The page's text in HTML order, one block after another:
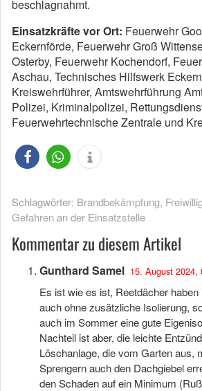
beschlagnahmt.
Einsatzkräfte vor Ort: Feuerwehr
Eckernförde, Feuerwehr Groß
Osterby, Feuerwehr Kochendorf,
Aschau, Technisches Hilfswerk
Kreiswehrführer, Amtswehrführung
Polizei, Kriminalpolizei,
Feuerwehrtechnische Zentrale und
Schlagwörter: Brandbekämpfung,
Gefahren an der Einsatzstelle
Kommentar zu diesem Artikel
Gunthard Samel 15. August 2024,
Es ist wie es ist, Reetdächer
auch ohne zusätzliche Isolierung,
auch im Sommer eine gute
Nachteil ist aber, die leichte
Löschanlage, die vom Garten aus,
Sprengern auch den Dachgiebel
den Schaden auf ein Minimum